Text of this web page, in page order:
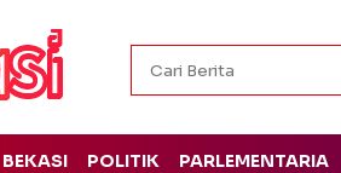
BEKASI POLITIK PARLEMENTARIA